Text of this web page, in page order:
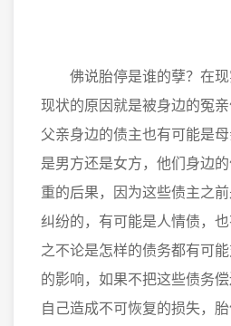
佛说胎停是谁的孽？在现
现状的原因就是被身边的冤
父亲身边的债主也有可能是
是男方还是女方，他们身边
重的后果，因为这些债主之
纠纷的，有可能是人情债，
之不论是怎样的债务都有可
的影响，如果不把这些债务
自己造成不可恢复的损失，